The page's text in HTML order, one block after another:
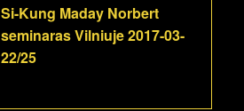
Si-Kung Maday Norbert
seminaras Vilniuje 2017-03-
22/25